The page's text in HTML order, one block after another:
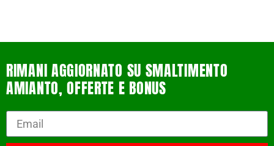
RIMANI AGGIORNATO SU SMALTIMENTO
AMIANTO, OFFERTE E BONUS